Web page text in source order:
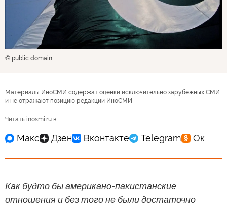
© public domain
Материалы ИноСМИ содержат оценки исключительно зарубежных СМИ
и не отражают позицию редакции ИноСМИ
Читать inosmi.ru в
Как будто бы американо-пакистанские
отношения и без того не были достаточно